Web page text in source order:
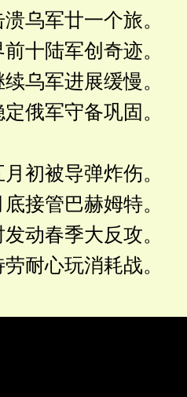
乌军廿一个旅。
十陆军创奇迹。
乌军进展缓慢。
俄军守备巩固。
初被导弹炸伤。
接管巴赫姆特。
动春季大反攻。
耐心玩消耗战。